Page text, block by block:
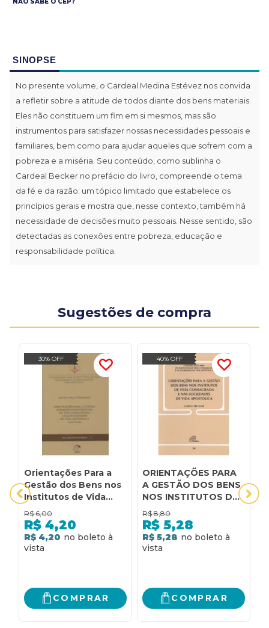
SINOPSE
No presente volume, o Cardeal Medina Estévez nos convida
a refletir sobre a atitude de todos diante dos bens materiais.
Eles não constituem um fim em si mesmos, mas são
instrumentos para satisfazer nossas necessidades pessoais e
familiares, bem como para ajudar aqueles que sofrem com a
pobreza e a miséria. Seu conteúdo, como sublinha o
Cardeal Becker no prefácio do livro, compreende o tema
da fé e da razão: um tópico limitado que estabelece os
princípios gerais e mostra que, nesse contexto, também há
necessidade de decisões muito pessoais. Nesse sentido, são
detectadas as conexões entre pobreza, educação e
responsabilidade política.
Sugestões de compra
30% OFF
Orientações Para a
Gestão dos Bens nos
Institutos de Vida
Consagrada e as
Sociedades de Vida
Apostólica -
Documentos da Igreja
R$ 6,00
R$ 4,20
R$ 4,20
COMPRAR
40% OFF
ORIENTAÇÕES PARA
A GESTÃO DOS BENS
NOS INSTITUTOS DE
VIDA CONSAGRADA E
NAS SOCIEDADES DE
VIDA APOSTÓLICA -
DOC. 34
R$ 8,80
R$ 5,28
R$ 5,28
COMPRAR